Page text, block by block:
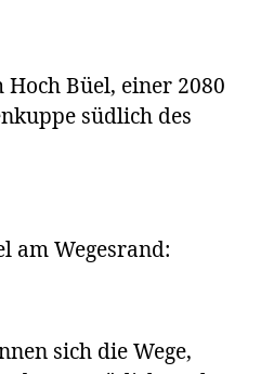
Büel, einer 2080
südlich des
am Wegesrand:
sich die Wege,